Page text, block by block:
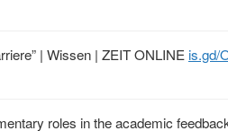
| Wissen | ZEIT ONLINE is.gd/
roles in the academic